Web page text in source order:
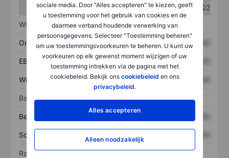
sociale media. Door "Alles accepteren" te kiezen, geeft
u toestemming voor het gebruik van cookies en de
daarmee verband houdende verwerking van
persoonsgegevens. Selecteer "Toestemming beheren"
om uw toestemmingsvoorkeuren te beheren. U kunt uw
voorkeuren op elk gewenst moment wijzigen of uw
toestemming intrekken via de pagina met het
cookiebeleid. Bekijk ons cookiebeleid en ons
privacybeleid.
Alles accepteren
Alleen noodzakelijk
Q1
Q2
Winst/verlies
Omzet XXXXXXX XXXXXXX
EBITDA XXXXXXX XXXXXXX
Winst XXXXXXX XXXXXXX
Balans
Bezittingen
Schulden
Ratio's